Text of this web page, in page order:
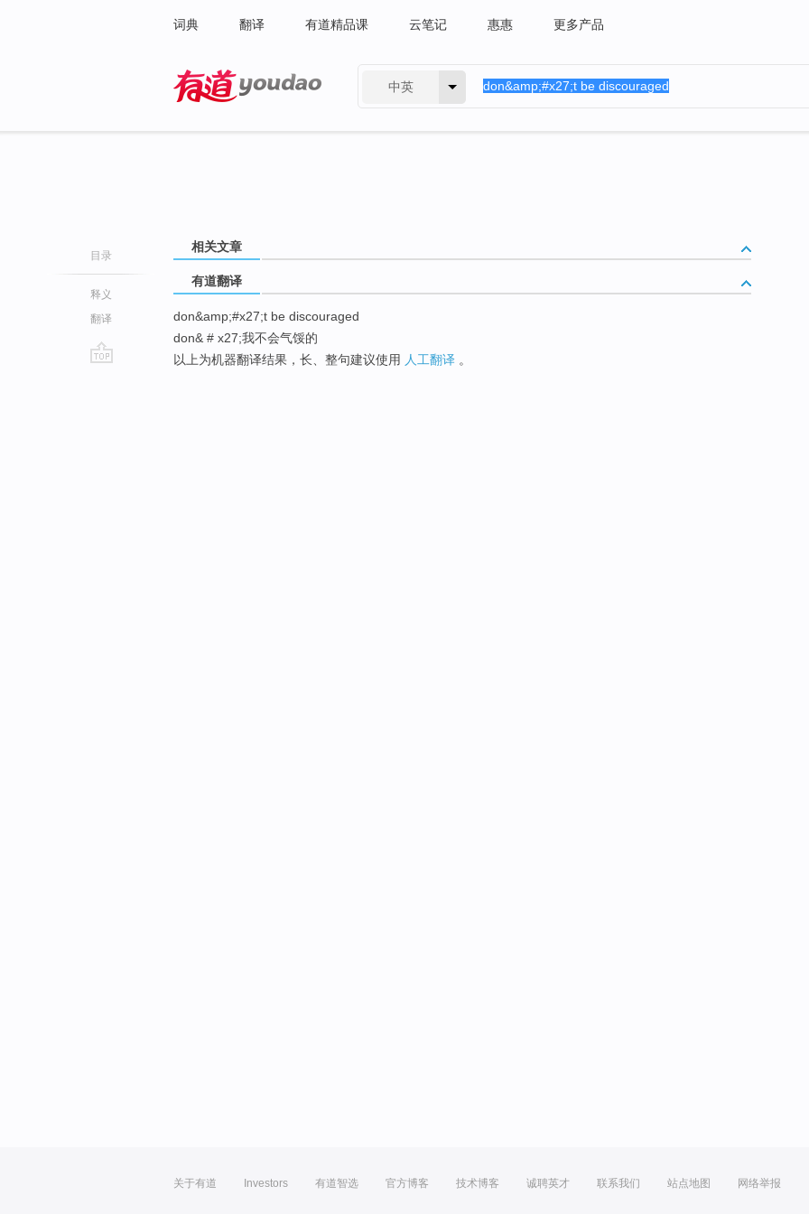
词典 翻译 有道精品课 云笔记 惠惠 更多产品
中英
目录
释义
翻译
相关文章
有道翻译
don&amp;#x27;t be discouraged
don& # x27;我不会气馁的
以上为机器翻译结果，长、整句建议使用 人工翻译 。
关于有道 Investors 有道智选 官方博客 技术博客 诚聘英才 联系我们 站点地图 网络举报